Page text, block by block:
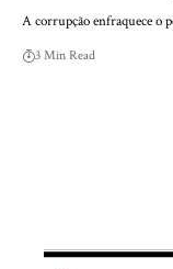
A corrupção enfraquece o
3 Min Read